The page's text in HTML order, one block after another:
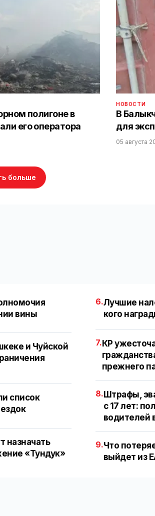
полигоне в
его оператора
НОВОСТИ
В
для
05 августа
больше
вины
и Чуйской
список
назначать
«Тундук»
6.Лучшие
кого
7.КР
прежнего
8.Штрафы,
с 17 лет:
водителей
9.Что
выйдет из